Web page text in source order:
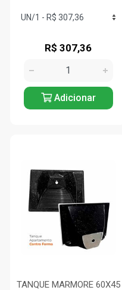
R$ 307,36
Adicionar
TANQUE MARMORE 60X45